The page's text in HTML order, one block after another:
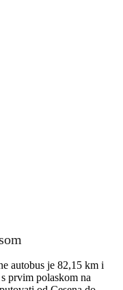
autobus je 82,15 km i
prvim polaskom na